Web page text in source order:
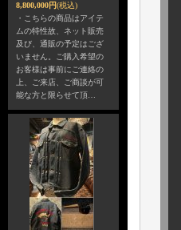
8,800,000円(税込)
・こちらの商品はアイテ
ムの特性故、ネット販売
及び、通販の予定はござ
いません。ご購入希望の
お客様は事前にご連絡の
上、ご来店、ご商談が可
能な方と限らせて頂…